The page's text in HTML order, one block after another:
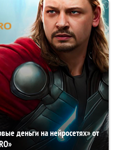
деньги на нейросетях» от